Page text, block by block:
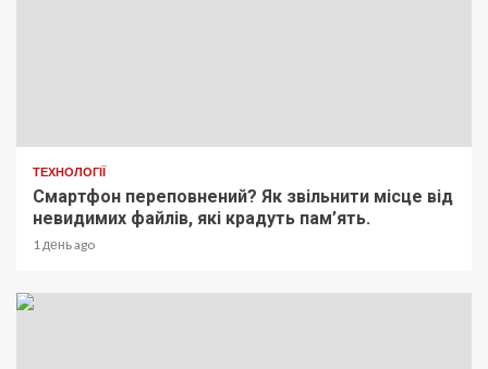
ТЕХНОЛОГІЇ
Смартфон переповнений? Як звільнити місце від
невидимих файлів, які крадуть пам’ять.
1 день ago